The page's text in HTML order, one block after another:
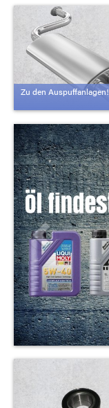
Zu den Auspuffanlagen!